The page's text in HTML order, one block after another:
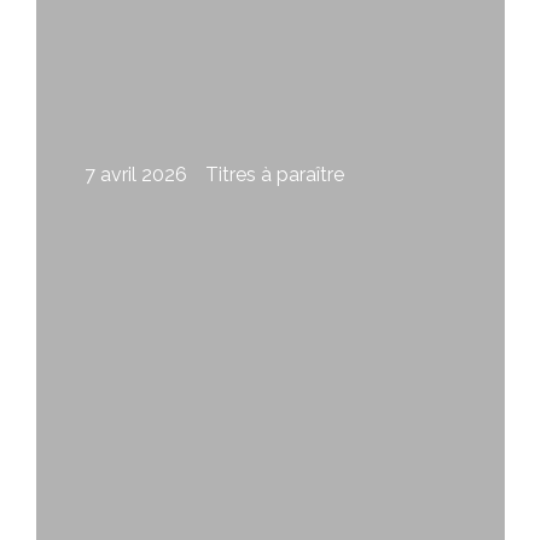
7 avril 2026 Titres à paraître